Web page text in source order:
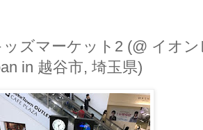
ズマーケット2 (@ イオ
in 越谷市, 埼玉県)